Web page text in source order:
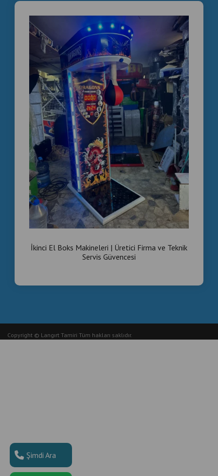
İkinci El Boks Makineleri | Üretici Firma ve Teknik
Servis Güvencesi
Copyright © Langırt Tamiri Tüm hakları saklıdır.
Şimdi Ara